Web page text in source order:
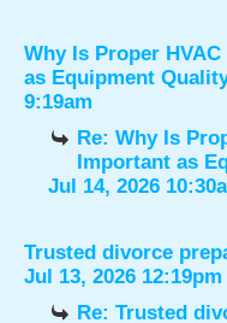
Why Is Proper
as Equipment
9:19am
Re: Why Is
Important as
Jul 14, 2026
Trusted divorce
Jul 13, 2026 12:19pm
Re: Trusted